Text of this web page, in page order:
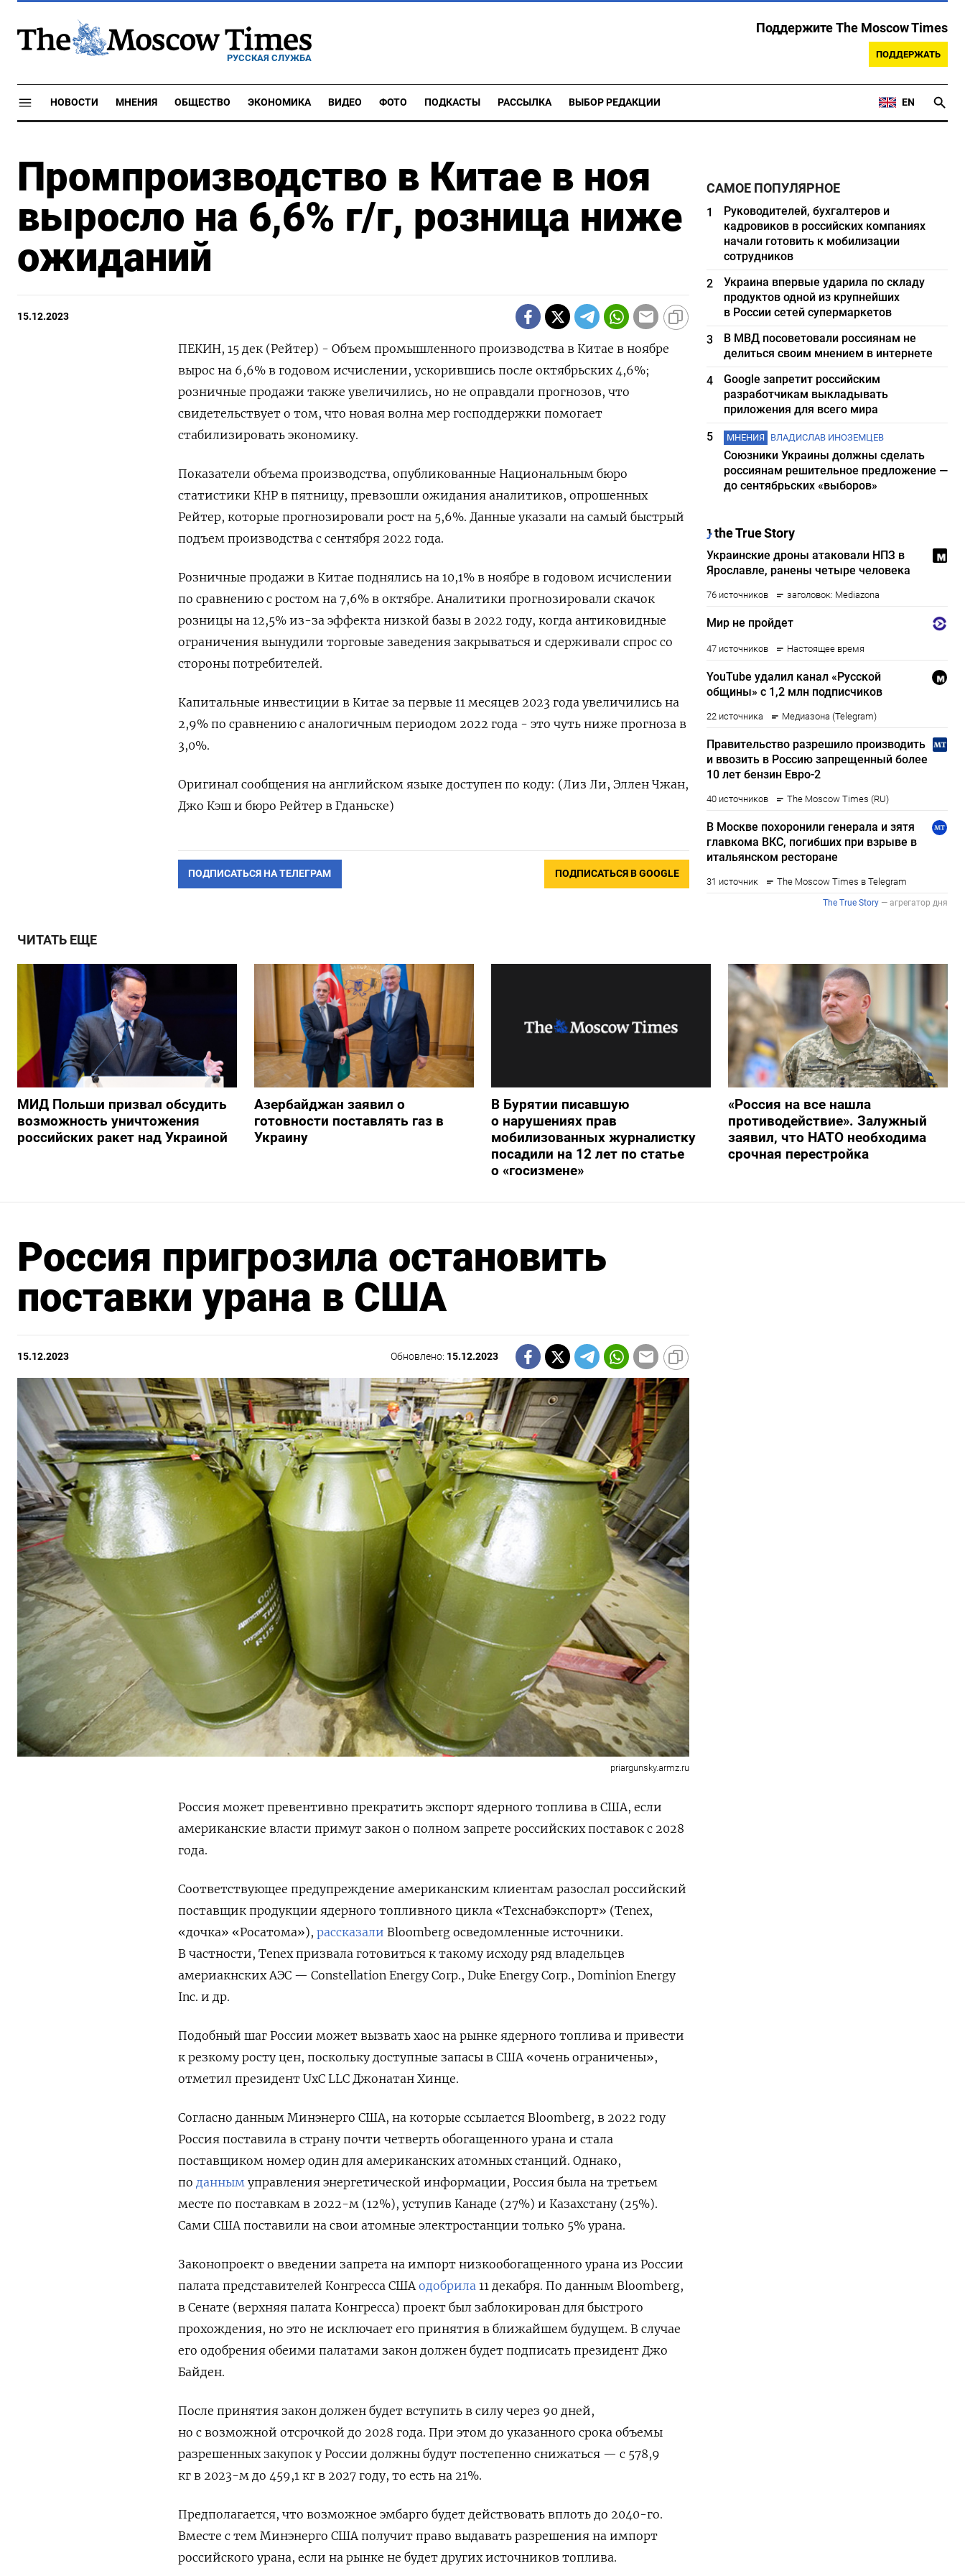
РУССКАЯ СЛУЖБА
Поддержите The Moscow Times
ПОДДЕРЖАТЬ
НОВОСТИ МНЕНИЯ ОБЩЕСТВО ЭКОНОМИКА ВИДЕО ФОТО ПОДКАСТЫ РАССЫЛКА ВЫБОР РЕДАКЦИИ EN
Промпроизводство в Китае в ноя
выросло на 6,6% г/г, розница ниже
ожиданий
15.12.2023
ПЕКИН, 15 дек (Рейтер) - Объем промышленного производства в Китае в ноябре
вырос на 6,6% в годовом исчислении, ускорившись после октябрьских 4,6%;
розничные продажи также увеличились, но не оправдали прогнозов, что
свидетельствует о том, что новая волна мер господдержки помогает
стабилизировать экономику.
Показатели объема производства, опубликованные Национальным бюро
статистики КНР в пятницу, превзошли ожидания аналитиков, опрошенных
Рейтер, которые прогнозировали рост на 5,6%. Данные указали на самый быстрый
подъем производства с сентября 2022 года.
Розничные продажи в Китае поднялись на 10,1% в ноябре в годовом исчислении
по сравнению с ростом на 7,6% в октябре. Аналитики прогнозировали скачок
розницы на 12,5% из-за эффекта низкой базы в 2022 году, когда антиковидные
ограничения вынудили торговые заведения закрываться и сдерживали спрос со
стороны потребителей.
Капитальные инвестиции в Китае за первые 11 месяцев 2023 года увеличились на
2,9% по сравнению с аналогичным периодом 2022 года - это чуть ниже прогноза в
3,0%.
Оригинал сообщения на английском языке доступен по коду: (Лиз Ли, Эллен Чжан,
Джо Кэш и бюро Рейтер в Гданьске)
ПОДПИСАТЬСЯ НА ТЕЛЕГРАМ ПОДПИСАТЬСЯ В GOOGLE
САМОЕ ПОПУЛЯРНОЕ
1
Руководителей, бухгалтеров и
кадровиков в российских компаниях
начали готовить к мобилизации
сотрудников
2
Украина впервые ударила по складу
продуктов одной из крупнейших
в России сетей супермаркетов
3
В МВД посоветовали россиянам не
делиться своим мнением в интернете
4
Google запретит российским
разработчикам выкладывать
приложения для всего мира
5
МНЕНИЯ ВЛАДИСЛАВ ИНОЗЕМЦЕВ
Союзники Украины должны сделать
россиянам решительное предложение —
до сентябрьских «выборов»
ЧИТАТЬ ЕЩЕ
МИД Польши призвал обсудить
возможность уничтожения
российских ракет над Украиной
Азербайджан заявил о
готовности поставлять газ в
Украину
В Бурятии писавшую
о нарушениях прав
мобилизованных журналистку
посадили на 12 лет по статье
о «госизмене»
«Россия на все нашла
противодействие». Залужный
заявил, что НАТО необходима
срочная перестройка
Россия пригрозила остановить
поставки урана в США
15.12.2023 Обновлено: 15.12.2023
priargunsky.armz.ru
Россия может превентивно прекратить экспорт ядерного топлива в США, если
американские власти примут закон о полном запрете российских поставок с 2028
года.
Соответствующее предупреждение американским клиентам разослал российский
поставщик продукции ядерного топливного цикла «Техснабэкспорт» (Tenex,
«дочка» «Росатома»), рассказали Bloomberg осведомленные источники.
В частности, Tenex призвала готовиться к такому исходу ряд владельцев
америакнских АЭС — Constellation Energy Corp., Duke Energy Corp., Dominion Energy
Inc. и др.
Подобный шаг России может вызвать хаос на рынке ядерного топлива и привести
к резкому росту цен, поскольку доступные запасы в США «очень ограничены»,
отметил президент UxC LLC Джонатан Хинце.
Согласно данным Минэнерго США, на которые ссылается Bloomberg, в 2022 году
Россия поставила в страну почти четверть обогащенного урана и стала
поставщиком номер один для американских атомных станций. Однако,
по данным управления энергетической информации, Россия была на третьем
месте по поставкам в 2022-м (12%), уступив Канаде (27%) и Казахстану (25%).
Сами США поставили на свои атомные электростанции только 5% урана.
Законопроект о введении запрета на импорт низкообогащенного урана из России
палата представителей Конгресса США одобрила 11 декабря. По данным Bloomberg,
в Сенате (верхняя палата Конгресса) проект был заблокирован для быстрого
прохождения, но это не исключает его принятия в ближайшем будущем. В случае
его одобрения обеими палатами закон должен будет подписать президент Джо
Байден.
После принятия закон должен будет вступить в силу через 90 дней,
но с возможной отсрочкой до 2028 года. При этом до указанного срока объемы
разрешенных закупок у России должны будут постепенно снижаться — с 578,9
кг в 2023-м до 459,1 кг в 2027 году, то есть на 21%.
Предполагается, что возможное эмбарго будет действовать вплоть до 2040-го.
Вместе с тем Минэнерго США получит право выдавать разрешения на импорт
российского урана, если на рынке не будет других источников топлива.